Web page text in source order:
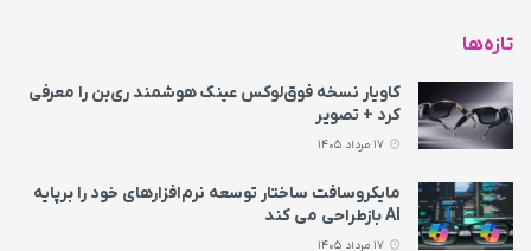
تازه‌ها
کاویار نسخه فوق‌لوکس عینک هوشمند ری‌بن را معرفی
کرد + تصویر
مایکروسافت ساختار توسعه نرم‌افزارهای خود را برپایه
AI بازطراحی می‌ کند